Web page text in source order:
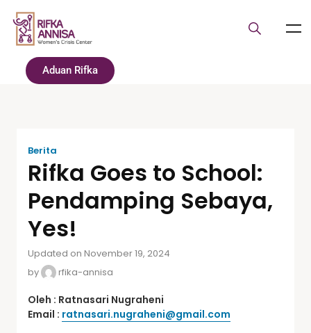
Aduan Rifka
Berita
Rifka Goes to School:
Pendamping Sebaya,
Yes!
Updated on November 19, 2024
by
rfika-annisa
Oleh : Ratnasari Nugraheni
Email : ratnasari.nugraheni@gmail.com